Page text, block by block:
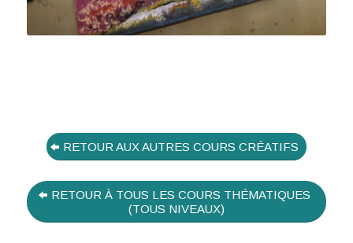
RETOUR AUX AUTRES COURS CRÉATIFS
RETOUR À TOUS LES COURS THÉMATIQUES
(TOUS NIVEAUX)